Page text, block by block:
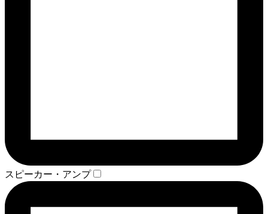
スピーカー・アンプ